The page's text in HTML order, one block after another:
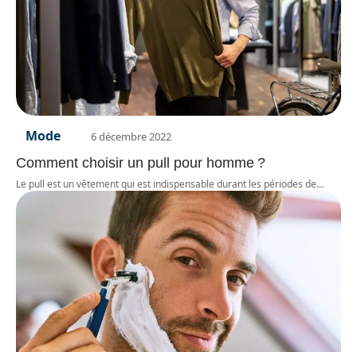
Mode 6 décembre 2022
Comment choisir un pull pour homme ?
Le pull est un vêtement qui est indispensable durant les périodes de…